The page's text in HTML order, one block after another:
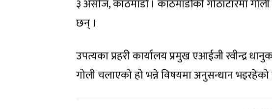
३ असोज, काठमाडौं । काठमाडौंको गोठाटारमा
छन् ।
उपत्यका प्रहरी कार्यालय प्रमुख एआईजी रवीन्द्र
गोली चलाएको हो भन्ने विषयमा अनुसन्धान